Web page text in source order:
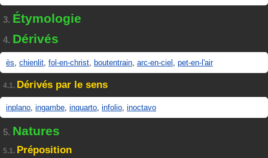
3. Étymologie
4. Dérivés
ès, chienlit, fol-en-christ, boutentrain, arc-en-ciel , pet-en-l'air
4.1. Dérivés par le sens
inplano, ingambe, inquarto, infolio, inoctavo
5. Natures
5.1. Préposition